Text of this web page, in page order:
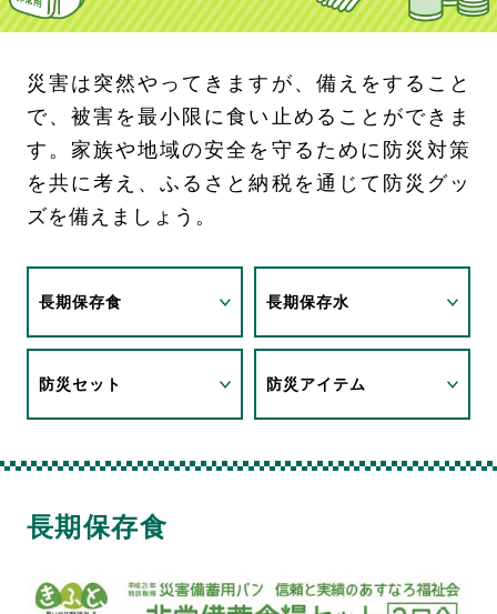
災害は突然やってきますが、備えをすること
で、被害を最小限に食い止めることができま
す。家族や地域の安全を守るために防災対策
を共に考え、ふるさと納税を通じて防災グッ
ズを備えましょう。
長期保存食 長期保存水
防災セット 防災アイテム
長期保存食